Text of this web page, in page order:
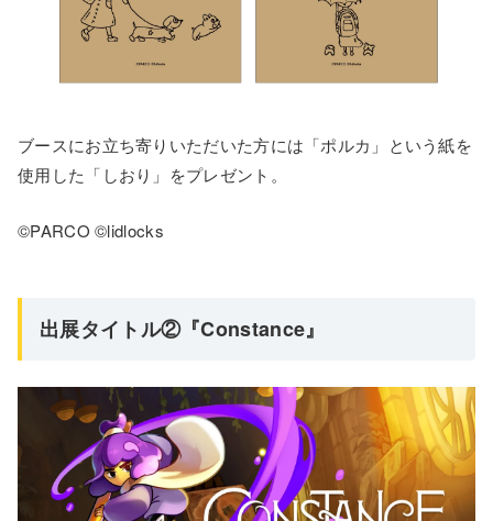
ブースにお立ち寄りいただいた方には「ポルカ」という紙を
使用した「しおり」をプレゼント。
©PARCO ©lidlocks
出展タイトル②『Constance』